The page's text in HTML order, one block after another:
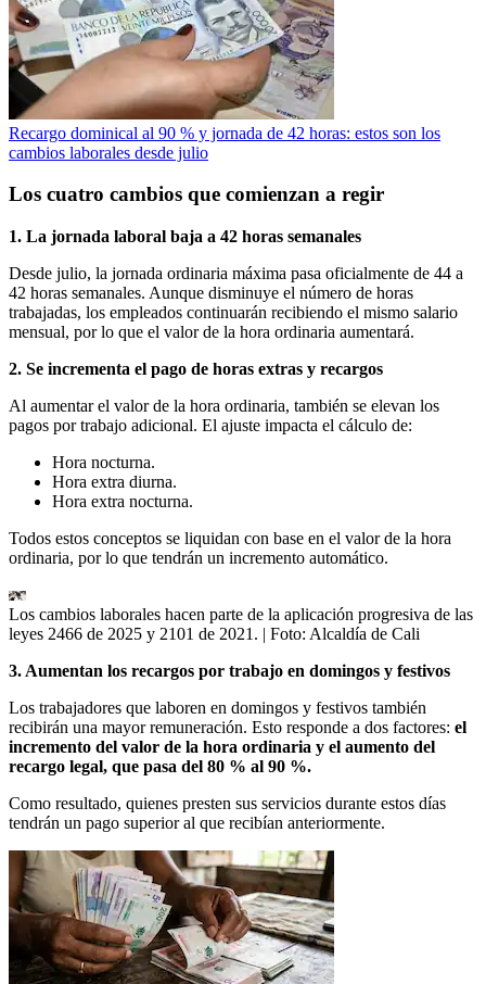
Recargo dominical al 90 % y jornada de 42 horas: estos son los
cambios laborales desde julio
Los cuatro cambios que comienzan a regir
1. La jornada laboral baja a 42 horas semanales
Desde julio, la jornada ordinaria máxima pasa oficialmente de 44 a
42 horas semanales. Aunque disminuye el número de horas
trabajadas, los empleados continuarán recibiendo el mismo salario
mensual, por lo que el valor de la hora ordinaria aumentará.
2. Se incrementa el pago de horas extras y recargos
Al aumentar el valor de la hora ordinaria, también se elevan los
pagos por trabajo adicional. El ajuste impacta el cálculo de:
Hora nocturna.
Hora extra diurna.
Hora extra nocturna.
Todos estos conceptos se liquidan con base en el valor de la hora
ordinaria, por lo que tendrán un incremento automático.
Los cambios laborales hacen parte de la aplicación progresiva de las
leyes 2466 de 2025 y 2101 de 2021. | Foto: Alcaldía de Cali
3. Aumentan los recargos por trabajo en domingos y festivos
Los trabajadores que laboren en domingos y festivos también
recibirán una mayor remuneración. Esto responde a dos factores: el
incremento del valor de la hora ordinaria y el aumento del
recargo legal, que pasa del 80 % al 90 %.
Como resultado, quienes presten sus servicios durante estos días
tendrán un pago superior al que recibían anteriormente.